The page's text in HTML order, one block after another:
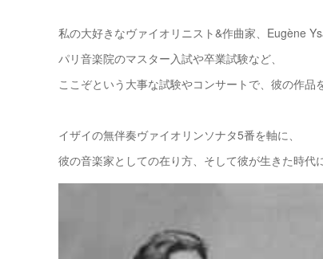
私の大好きなヴァイオリニスト&作曲家、Eugène
パリ音楽院のマスター入試や卒業試験など、
ここぞという大事な試験やコンサートで、彼の作品
イザイの無伴奏ヴァイオリンソナタ5番を軸に、
彼の音楽家としての在り方、そして彼が生きた時代